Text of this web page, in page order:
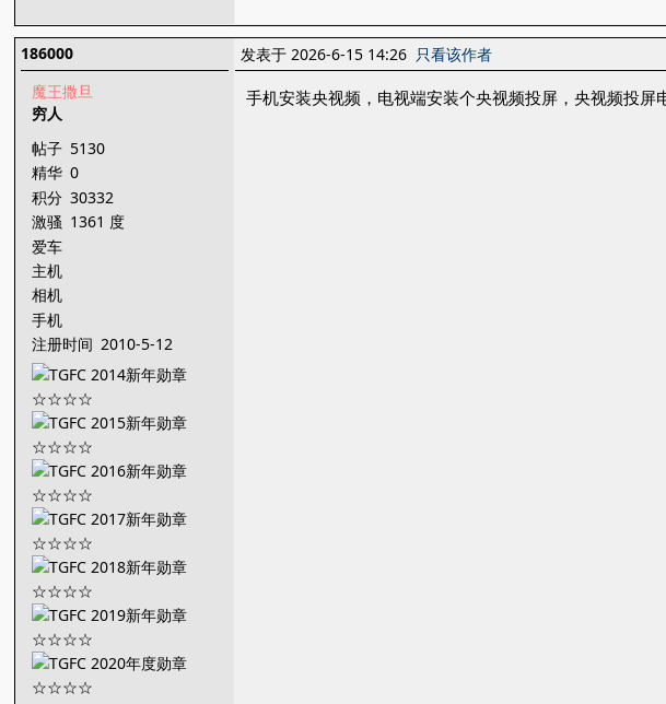
186000
魔王撒旦
穷人
帖子 5130
精华 0
积分 30332
激骚 1361 度
爱车
主机
相机
手机
注册时间 2010-5-12
发表于 2026-6-15 14:26 只看该作者
手机安装央视频，电视端安装个央视频投屏，央视频投屏